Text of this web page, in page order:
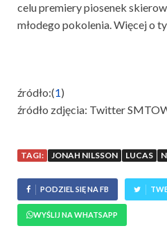
celu premiery piosenek
młodego pokolenia. Więcej o
źródło:(1)
źródło zdjęcia: Twitter
TAGI: JONAH NILSSON LUCAS
PODZIEL SIĘ NA FB
WYŚLIJ NA WHATSAPP